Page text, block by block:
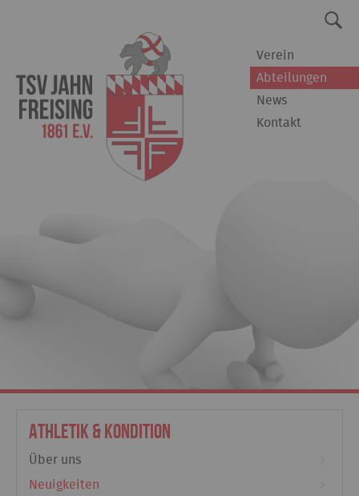
Verein
Abteilungen
News
Kontakt
Athletik & Kondition
Über uns
Neuigkeiten